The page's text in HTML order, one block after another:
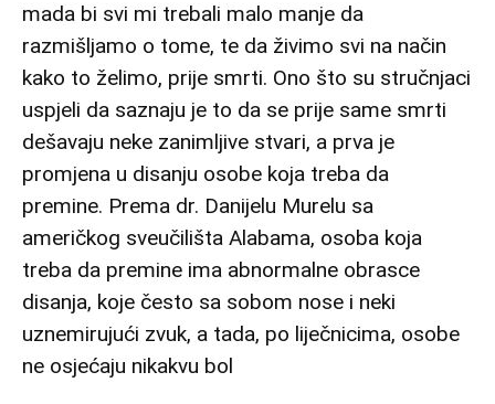
mada bi svi mi trebali malo manje da
razmišljamo o tome, te da živimo svi na način
kako to želimo, prije smrti. Ono što su stručnjaci
uspjeli da saznaju je to da se prije same smrti
dešavaju neke zanimljive stvari, a prva je
promjena u disanju osobe koja treba da
premine. Prema dr. Danijelu Murelu sa
američkog sveučilišta Alabama, osoba koja
treba da premine ima abnormalne obrasce
disanja, koje često sa sobom nose i neki
uznemirujući zvuk, a tada, po liječnicima, osobe
ne osjećaju nikakvu bol